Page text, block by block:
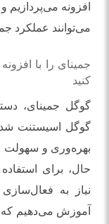
افزونه
می‌توانند عملکرد
جمینای را با
کنید
گوگل جمینای،
گوگل اسیستنت شده
بهره‌وری و سهولت
حال، برای
نیاز به
آموزش می‌دهیم که